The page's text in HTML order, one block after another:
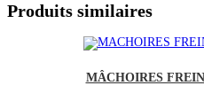
Produits similaires
MÂCHOIRES